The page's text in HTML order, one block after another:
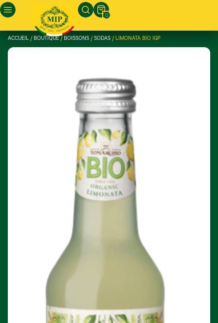
0
ACCUEIL / BOUTIQUE/ BOISSONS /SODAS / LIMONATA BIO IGP